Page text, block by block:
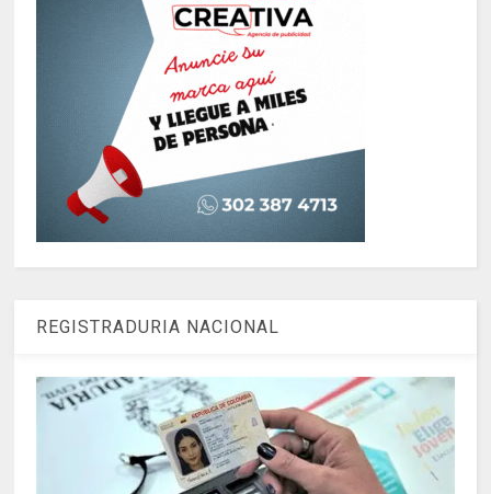
REGISTRADURIA NACIONAL